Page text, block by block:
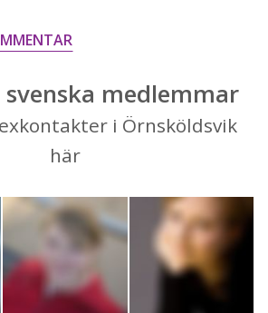
medlemmar
i Örnsköldsvik
här